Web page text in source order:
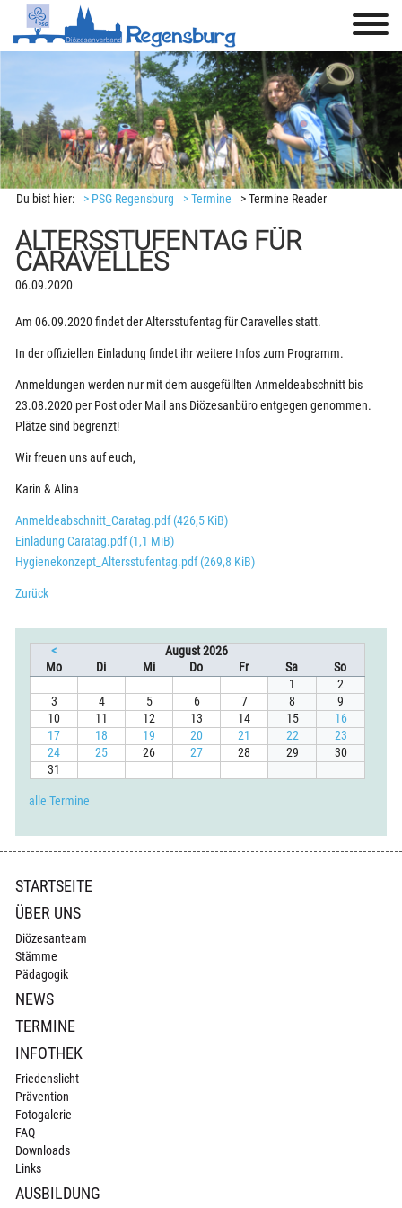
Du bist hier: > PSG Regensburg > Termine > Termine Reader
ALTERSSTUFENTAG FÜR
CARAVELLES
06.09.2020
Am 06.09.2020 findet der Altersstufentag für Caravelles statt.
In der offiziellen Einladung findet ihr weitere Infos zum Programm.
Anmeldungen werden nur mit dem ausgefüllten Anmeldeabschnitt bis
23.08.2020 per Post oder Mail ans Diözesanbüro entgegen genommen.
Plätze sind begrenzt!
Wir freuen uns auf euch,
Karin & Alina
Anmeldeabschnitt_Caratag.pdf(426,5 KiB)
Einladung Caratag.pdf(1,1 MiB)
Hygienekonzept_Altersstufentag.pdf(269,8 KiB)
Zurück
<
August 2026
Montag Dienstag Mittwoch DonnerstagFreitag Samstag Sonntag
1
2
3
4 5 6 7 8
9
10
11 12 13 14 15
16
17
18 19 20 21 22
23
24
25 26 27 28 29
30
31
alle Termine
STARTSEITE
ÜBER UNS
Diözesanteam
Stämme
Pädagogik
NEWS
TERMINE
INFOTHEK
Friedenslicht
Prävention
Fotogalerie
FAQ
Downloads
Links
AUSBILDUNG